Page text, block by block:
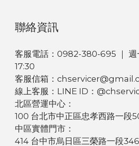
聯絡資訊
客服電話：0982-380-695 ｜ 週
17:30
客服信箱：
線上客服：LINE ID：
北區營運中心：
100 台北市中正區忠孝西路一段
中區實體門市：
414 台中市烏日區三榮路一段